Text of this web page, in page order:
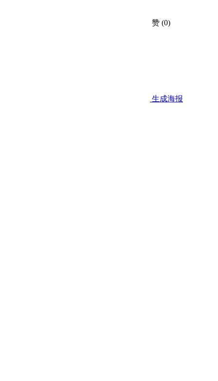
赞 (0)
生成海报